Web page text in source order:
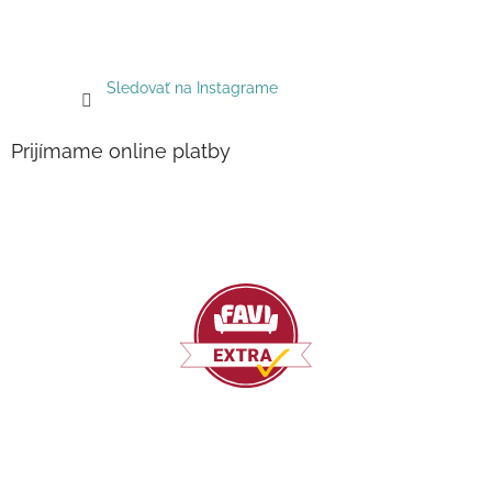
Sledovať na Instagrame
Prijímame online platby